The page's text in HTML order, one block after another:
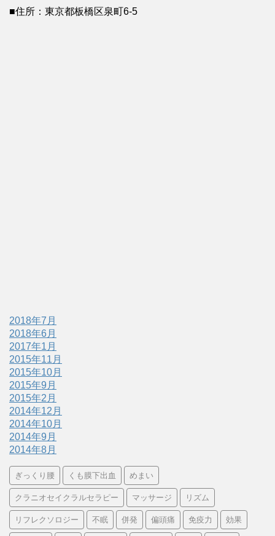
■住所：東京都板橋区泉町6-5
2018年7月
2018年6月
2017年1月
2015年11月
2015年10月
2015年9月
2015年2月
2014年12月
2014年10月
2014年9月
2014年8月
ぎっくり腰 くも膜下出血 めまい
クラニオセイクラルセラピー マッサージ リズム
リフレクソロジー 不眠 併発 偏頭痛 免疫力 効果